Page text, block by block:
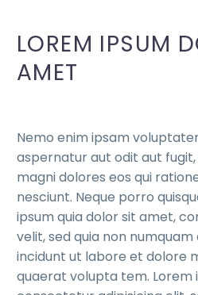
LOREM IPSUM
AMET
Nemo enim ipsam
aspernatur aut odit aut
magni dolores eos qui
nesciunt. Neque porro
ipsum quia dolor sit amet,
velit, sed quia non
incidunt ut labore et dolore
quaerat volupta tem. Lorem